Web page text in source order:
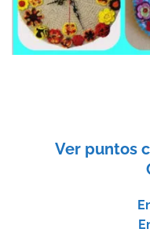
Ver puntos